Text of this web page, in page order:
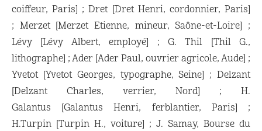
coiffeur, Paris] ; Dret [Dret Henri, cordonnier, Paris]
; Merzet [Merzet Etienne, mineur, Saône-et-Loire] ;
Lévy [Lévy Albert, employé] ; G. Thil [Thil G.,
lithographe] ; Ader [Ader Paul, ouvrier agricole, Aude] ;
Yvetot [Yvetot Georges, typographe, Seine] ; Delzant
[Delzant Charles, verrier, Nord] ; H.
Galantus [Galantus Henri, ferblantier, Paris] ;
H.Turpin [Turpin H., voiture] ; J. Samay, Bourse du